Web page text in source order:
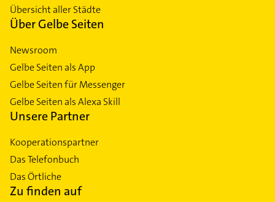
Übersicht aller Städte
Über Gelbe Seiten
Newsroom
Gelbe Seiten als App
Gelbe Seiten für Messenger
Gelbe Seiten als Alexa Skill
Unsere Partner
Kooperationspartner
Das Telefonbuch
Das Örtliche
Zu finden auf